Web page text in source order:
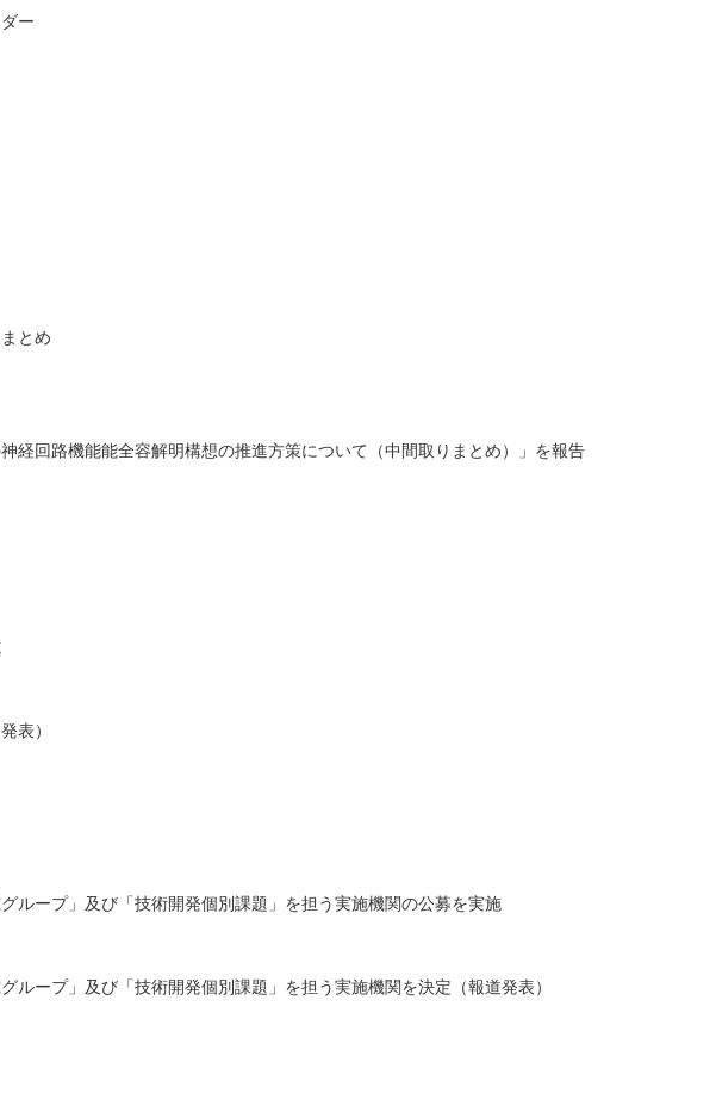
ー
とめ
経回路機能能全容解明構想の推進方策について（中間取りまとめ）」を報告
表）
ループ」及び「技術開発個別課題」を担う実施機関の公募を実施
ループ」及び「技術開発個別課題」を担う実施機関を決定（報道発表）